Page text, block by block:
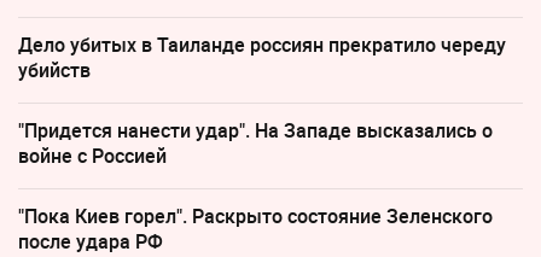
Дело убитых в Таиланде россиян прекратило череду
убийств
"Придется нанести удар". На Западе высказались о
войне с Россией
"Пока Киев горел". Раскрыто состояние Зеленского
после удара РФ